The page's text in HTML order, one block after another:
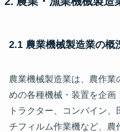
2.1 農業機械製造業の概
農業機械製造業は、農作業
めの各種機械・装置を企画
トラクター、コンバイン
チフィルム作業機など、農